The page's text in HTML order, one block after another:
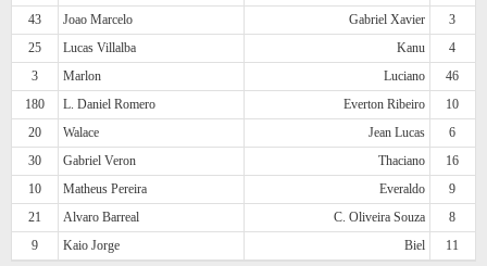
43
Joao Marcelo Gabriel Xavier
3
25
Lucas Villalba Kanu
4
3
Marlon Luciano
46
180
L. Daniel Romero Everton Ribeiro
10
20
Walace Jean Lucas
6
30
Gabriel Veron Thaciano
16
10
Matheus Pereira Everaldo
9
21
Alvaro Barreal C. Oliveira Souza
8
9
Kaio Jorge Biel 11